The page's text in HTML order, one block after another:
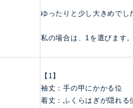
ゆったりと少し大きめでし
私の場合は、1を選びます。
【1】
袖丈：手の甲にかかる位
着丈：ふくらはぎが隠れる